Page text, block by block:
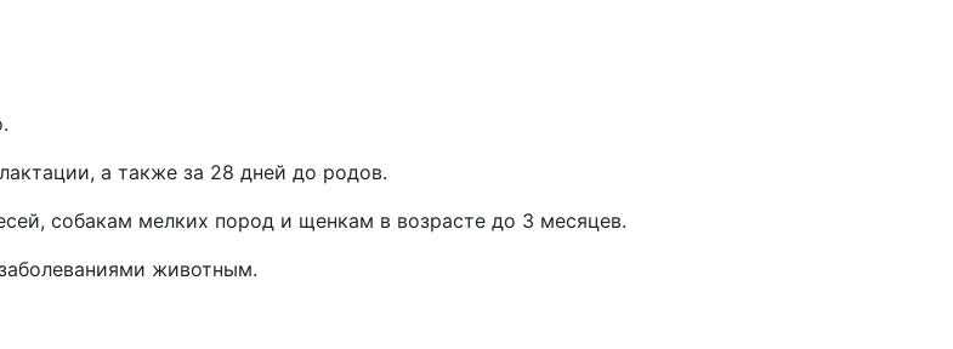
а также за 28 дней до родов.
собакам мелких пород и щенкам в возрасте до 3 месяцев.
животным.